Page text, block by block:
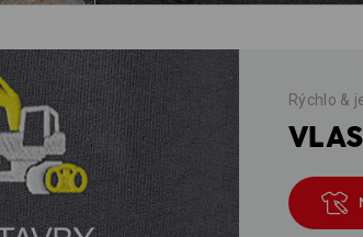
Rýchlo &